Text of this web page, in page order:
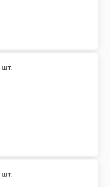
шт.
шт.